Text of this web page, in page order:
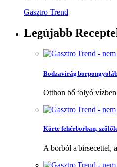
Gasztro Trend
Legújabb
Bodzavirág
Otthon bő folyó vízben
Körte fehérborban,
A borból a birsecettel,